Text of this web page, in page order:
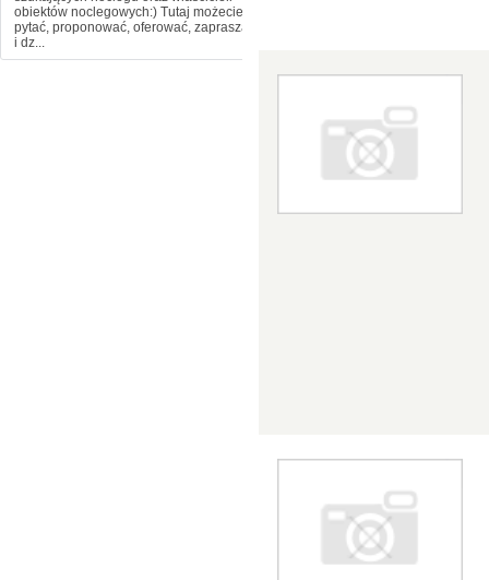
obiektów noclegowych:) Tutaj możecie
pytać, proponować, oferować, zapraszać
i dz...